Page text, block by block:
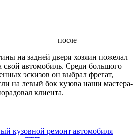
после
на задней двери хозяин пожелал
свой автомобиль. Среди большого
эскизов он выбрал фрегат,
на левый бок кузова наши мастера-
клиента.
кузовной ремонт автомобиля